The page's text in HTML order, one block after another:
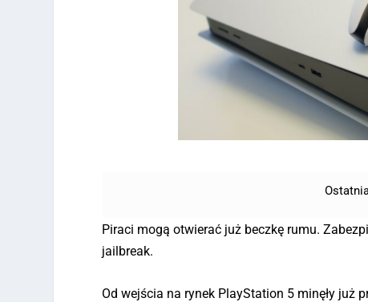
Piraci mogą otwierać już beczkę rumu.
jailbreak.
Od wejścia na rynek PlayStation 5 minęły już